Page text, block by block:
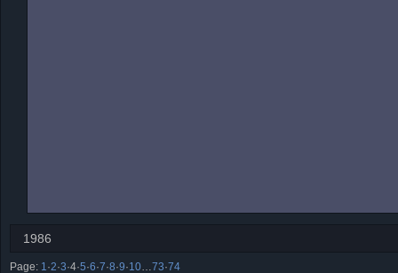
1986
Page: 1 ·2·3·4·5·6·7·8·9·10 73·74